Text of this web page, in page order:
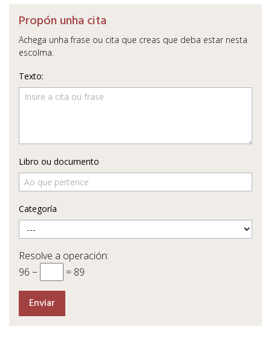
Propón unha cita
Achega unha frase ou cita que creas que deba estar nesta
escolma.
Texto:
Libro ou documento
Categoría
Resolve a operación:
96 −
= 89